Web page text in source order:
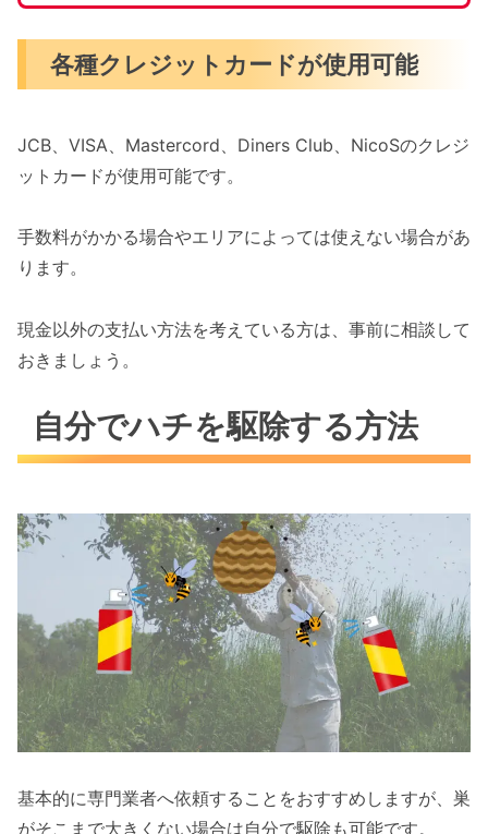
各種クレジットカードが使用可能
JCB、VISA、Mastercord、Diners Club、NicoSのクレジ
ットカードが使用可能です。
手数料がかかる場合やエリアによっては使えない場合があ
ります。
現金以外の支払い方法を考えている方は、事前に相談して
おきましょう。
自分でハチを駆除する方法
基本的に専門業者へ依頼することをおすすめしますが、巣
がそこまで大きくない場合は自分で駆除も可能です。